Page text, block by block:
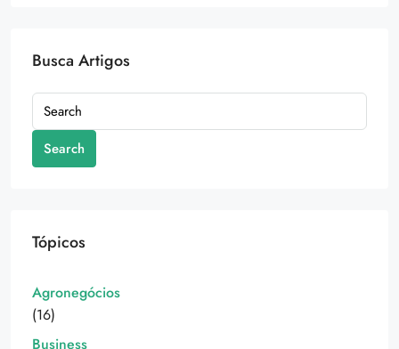
Busca Artigos
Search
Tópicos
Agronegócios
(16)
Business